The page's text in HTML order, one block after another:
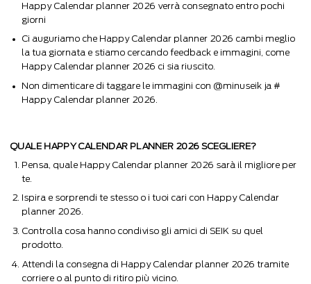
Happy Calendar planner 2026 verrà consegnato entro pochi
giorni
Ci auguriamo che Happy Calendar planner 2026 cambi meglio
la tua giornata e stiamo cercando feedback e immagini, come
Happy Calendar planner 2026 ci sia riuscito.
Non dimenticare di taggare le immagini con @minuseik ja #
Happy Calendar planner 2026.
QUALE HAPPY CALENDAR PLANNER 2026 SCEGLIERE?
Pensa, quale Happy Calendar planner 2026 sarà il migliore per
te.
Ispira e sorprendi te stesso o i tuoi cari con Happy Calendar
planner 2026.
Controlla cosa hanno condiviso gli amici di SEIK su quel
prodotto.
Attendi la consegna di Happy Calendar planner 2026 tramite
corriere o al punto di ritiro più vicino.